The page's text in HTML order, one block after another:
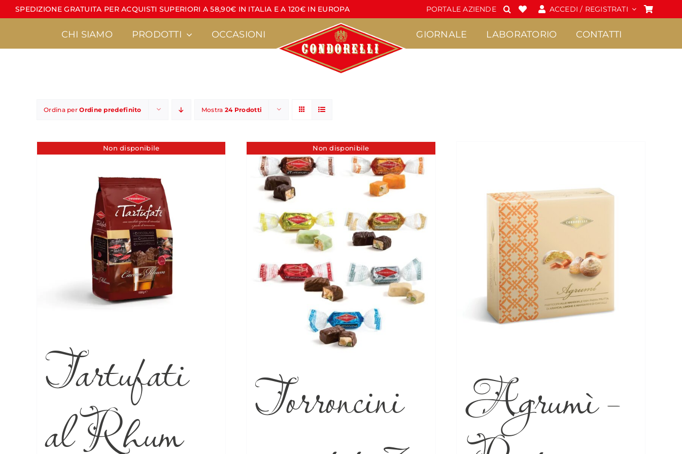
Salta
al
SPEDIZIONE GRATUITA PER ACQUISTI SUPERIORI A 58,90€ IN ITALIA E A 120€ IN EUROPA PORTALE AZIENDE ACCEDI / REGISTRATI
CHI SIAMO PRODOTTI
• Linea Calt
• È sempre un piacere
•
• MiniCondorelli
• Regali d’autore
• Croccante
• Lettere di Torrone
• Stecche di Torrone
non ricoperte
Stecche di Torrone
• Agrumì
• Lapilli
• Pasticcini Artigianali
Croccantini
Nocciola
• Marzapane
OCCASIONI GIORNALE LABORATORIO CONTATTI
Ordina perOrdine predefinito Mostra 24 Prodotti
Non disponibile
Tartufati
al Rhum
Non disponibile
Torroncini Agrumì –